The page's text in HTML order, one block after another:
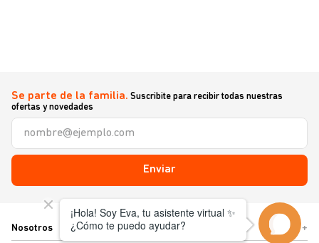
Se parte de la familia. Suscribite para recibir todas nuestras
ofertas y novedades
Enviar
Nosotros +